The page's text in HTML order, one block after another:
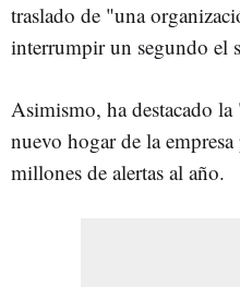
traslado de "una
interrumpir un segundo el
Asimismo, ha destacado
nuevo hogar de la
millones de alertas al año.